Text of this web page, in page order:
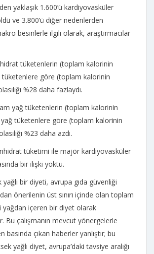
yaklaşık 1.600’ü kardiyovasküler
ve 3.800’ü diğer nedenlerden
besinlerle ilgili olarak, araştırmacılar
tüketenlerin (toplam kalorinin
tüketenlere göre (toplam kalorinin
%28 daha fazlaydı.
yağ tüketenlerin (toplam kalorinin
yağ tüketenlere göre (toplam kalorinin
%23 daha azdı.
tüketimi ile majör kardiyovasküler
bir ilişki yoktu.
yağlı bir diyeti, avrupa gıda güvenliği
önerilenin üst sınırı içinde olan toplam
yağdan içeren bir diyet olarak
Bu çalışmanın mevcut yönergelerle
basında çıkan haberler yanlıştır; bu
yağlı diyet, avrupa’daki tavsiye aralığı